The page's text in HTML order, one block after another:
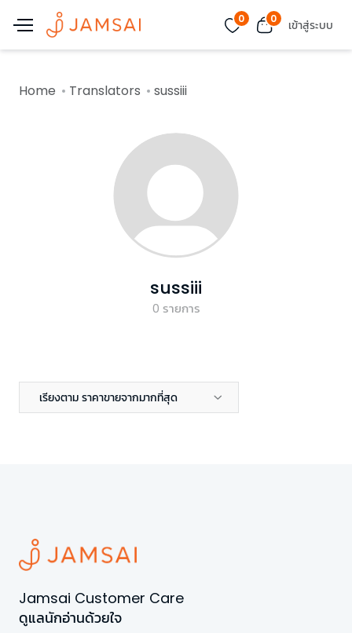
0 0 เข้าสู่ระบบ
Home Translators sussiii
sussiii
0 รายการ
เรียงตาม ราคาขายจากมากที่สุด
Jamsai Customer Care
ดูแลนักอ่านด้วยใจ